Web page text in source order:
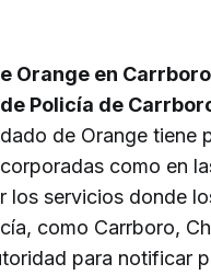
Orange en
Policía de
de Orange tiene
como en
los servicios donde
como Carrboro,
para notificar